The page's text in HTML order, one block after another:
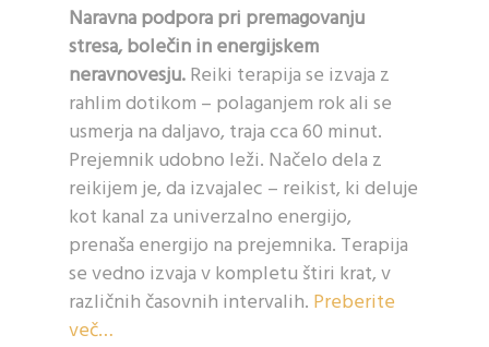
Naravna podpora pri premagovanju
stresa, bolečin in energijskem
neravnovesju.Reiki terapija se izvaja z
rahlim dotikom – polaganjem rok ali se
usmerja na daljavo, traja cca 60 minut.
Prejemnik udobno leži. Načelo dela z
reikijem je, da izvajalec – reikist, ki deluje
kot kanal za univerzalno energijo,
prenaša energijo na prejemnika. Terapija
se vedno izvaja v kompletu štiri krat, v
različnih časovnih intervalih. Preberite
več…